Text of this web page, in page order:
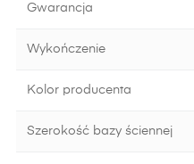
Gwarancja
Wykończenie
Kolor producenta
Szerokość bazy ściennej